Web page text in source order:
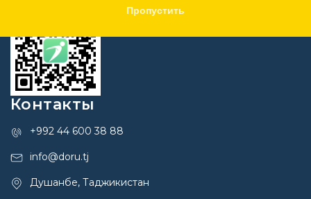
Пропустить
Контакты
+992 44 600 38 88
info@doru.tj
Душанбе, Таджикистан